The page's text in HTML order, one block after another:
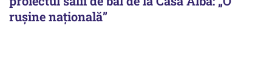
ruşine naţională”